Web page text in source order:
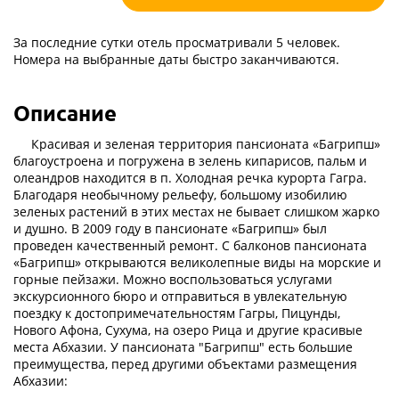
За последние сутки отель просматривали 5 человек.
Номера на выбранные даты быстро заканчиваются.
Описание
Красивая и зеленая территория пансионата «Багрипш»
благоустроена и погружена в зелень кипарисов, пальм и
олеандров находится в п. Холодная речка курорта Гагра.
Благодаря необычному рельефу, большому изобилию
зеленых растений в этих местах не бывает слишком жарко
и душно. В 2009 году в пансионате «Багрипш» был
проведен качественный ремонт. С балконов пансионата
«Багрипш» открываются великолепные виды на морские и
горные пейзажи. Можно воспользоваться услугами
экскурсионного бюро и отправиться в увлекательную
поездку к достопримечательностям Гагры, Пицунды,
Нового Афона, Сухума, на озеро Рица и другие красивые
места Абхазии. У пансионата "Багрипш" есть большие
преимущества, перед другими объектами размещения
Абхазии: